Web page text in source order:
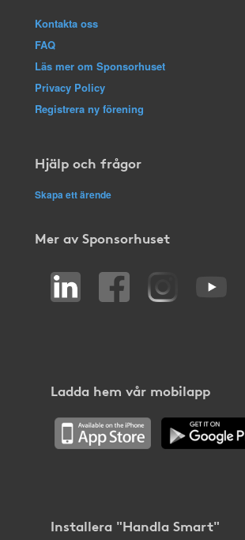
Kontakta oss
FAQ
Läs mer om Sponsorhuset
Privacy Policy
Registrera ny förening
Hjälp och frågor
Skapa ett ärende
Mer av Sponsorhuset
Ladda hem vår mobilapp
Installera "Handla Smart"